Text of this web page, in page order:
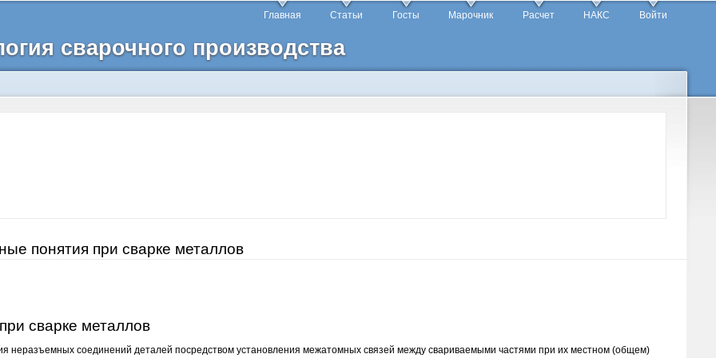
сварочного производства
Главная Статьи Госты Марочник Расчет НАКС Войти
понятия при сварке металлов
сварке металлов
неразъемных соединений деталей посредством установления межатомных связей между свариваемыми частями при их местном (общем)